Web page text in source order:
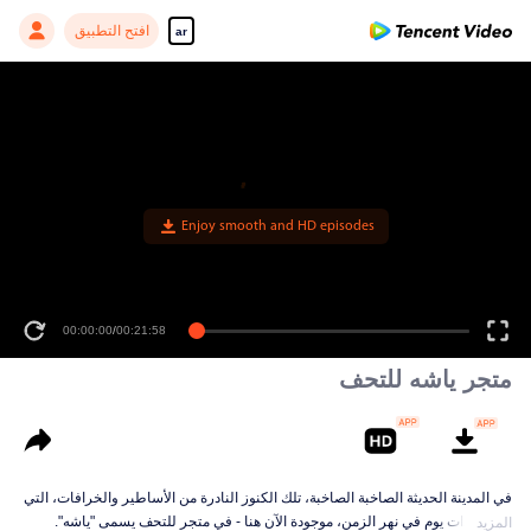
ar افتح التطبيق
Enjoy smooth and HD episodes
00:00:00/00:21:58
متجر ياشه للتحف
في المدينة الحديثة الصاخبة الصاخبة، تلك الكنوز النادرة من الأساطير والخرافات، التي
ضاعت ذات يوم في نهر الزمن، موجودة الآن هنا - في متجر للتحف يسمى "ياشه".
المزيد